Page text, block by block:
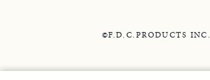
©F.D.C.PRODUCTS INC.